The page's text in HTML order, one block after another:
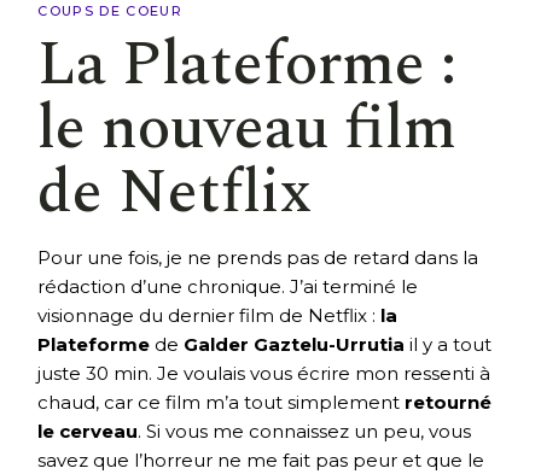
COUPS DE COEUR
La Plateforme :
le nouveau film
de Netflix
Pour une fois, je ne prends pas de retard dans la
rédaction d’une chronique. J’ai terminé le
visionnage du dernier film de Netflix : la
Plateforme de Galder Gaztelu-Urrutia il y a tout
juste 30 min. Je voulais vous écrire mon ressenti à
chaud, car ce film m’a tout simplement retourné
le cerveau. Si vous me connaissez un peu, vous
savez que l’horreur ne me fait pas peur et que le